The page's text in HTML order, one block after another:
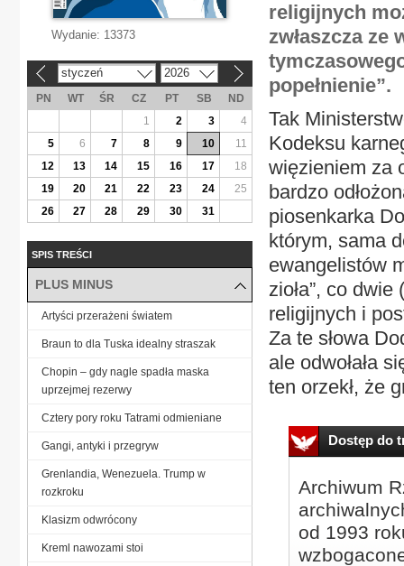
religijnych
zwłaszcza ze
popełnienie”.
Tak
Kodeksu
więzieniem za
bardzo
piosenkarka
którym, sama
ewangelistów
zioła”, co
religijnych i
Za te słowa
ale odwołała
ten orzekł, że
Dostęp do
Archiwum
od 1993
Wydanie: 13373
styczeń 2026
PN WT ŚR CZ PT SB
ND
1
2 3
4
5
6 7 8 9 10
11
12
13 14 15 16 17
18
19
20 21 22 23 24
25
26
27 28 29 30 31
SPIS TREŚCI
PLUS MINUS
Artyści przerażeni światem
Braun to dla Tuska idealny straszak
Chopin – gdy nagle spadła maska
uprzejmej rezerwy
Cztery pory roku Tatrami odmieniane
Gangi, antyki i przegryw
Grenlandia, Wenezuela. Trump w
rozkroku
Klasizm odwrócony
Kreml nawozami stoi